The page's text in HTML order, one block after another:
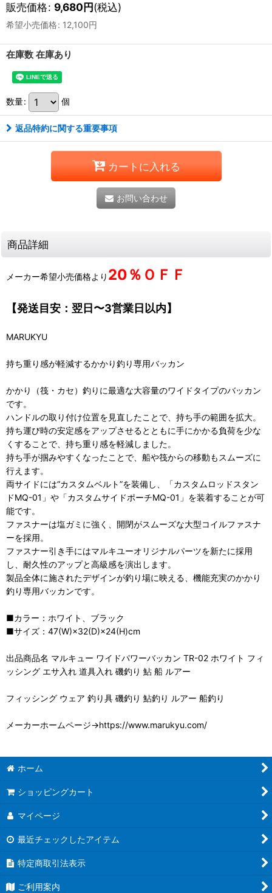
販売価格: 9,680円(税込)
希望小売価格: 12,100円
在庫数 在庫あり
数量: 個
返品特約に関する重要事項
カートに入れる
お問い合わせ
商品詳細
メーカー希望小売価格より 20％ＯＦＦ
【発送目安：翌日〜3営業日以内】
MARUKYU
持ち重り感が軽減するかかり釣り専用バッカン
かかり（筏・カセ）釣りに最適な大容量のワイドタイプのバッカン
です。
ハンドルの取り付け位置を見直したことで、持ち手の範囲を拡大。
持ち運び時の安定感をアップさせるとともに手にかかる負荷を少な
くすることで、持ち重り感を軽減しました。
持ち手が掴みやすくなったことで、船や筏からの移動もスムーズに
行えます。
両サイドには“カスタムベルト”を装備し、「カスタムロッドスタン
ドMQ-01」や「カスタムサイドポーチMQ-01」を装着することが可
能です。
ファスナーは塩ガミに強く、開閉がスムーズな大型コイルファスナ
ーを採用。
ファスナー引き手にはマルキユーオリジナルパーツを新たに採用
し、耐久性のアップと高級感を演出します。
製品全体に施されたデザインが釣り場に映える、機能充実のかかり
釣り専用バッカンです。
■カラー：ホワイト、ブラック
■サイズ：47(W)×32(D)×24(H)cm
出品商品名 マルキュー ワイドパワーバッカン TR-02 ホワイト フィ
ッシング エサ入れ 道具入れ 磯釣り 鮎 船 ルアー
フィッシング ウェア 釣り具 磯釣り 鮎釣り ルアー 船釣り
メーカーホームページ→https://www.marukyu.com/
ホーム
ショッピングカート
マイページ
最近チェックしたアイテム
特定商取引法表示
ご利用案内